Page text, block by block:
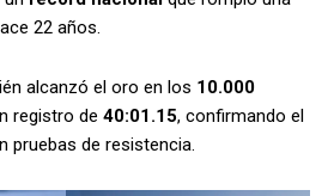
22 años.
alcanzó el oro en los 10.000
registro de 40:01.15, confirmando el
pruebas de resistencia.